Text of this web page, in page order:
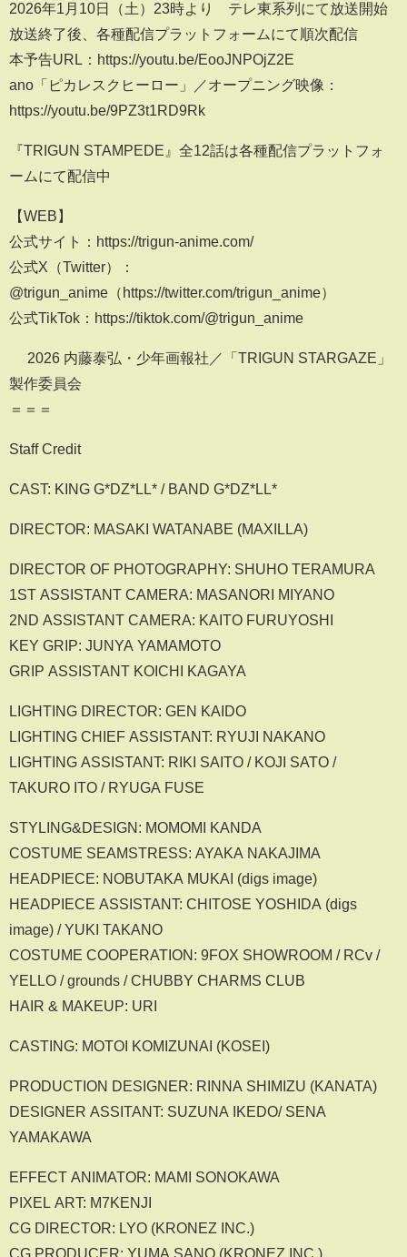
2026年1月10日（土）23時より テレ東系列にて放送開始
放送終了後、各種配信プラットフォームにて順次配信
本予告URL：https://youtu.be/EooJNPOjZ2E
ano「ピカレスクヒーロー」／オープニング映像：
https://youtu.be/9PZ3t1RD9Rk
『TRIGUN STAMPEDE』全12話は各種配信プラットフォ
ームにて配信中
【WEB】
公式サイト：https://trigun-anime.com/
公式X（Twitter）：
@trigun_anime（https://twitter.com/trigun_anime）
公式TikTok：https://tiktok.com/@trigun_anime
© 2026 内藤泰弘・少年画報社／「TRIGUN STARGAZE」
製作委員会
＝＝＝
Staff Credit
CAST: KING G*DZ*LL* / BAND G*DZ*LL*
DIRECTOR: MASAKI WATANABE (MAXILLA)
DIRECTOR OF PHOTOGRAPHY: SHUHO TERAMURA
1ST ASSISTANT CAMERA: MASANORI MIYANO
2ND ASSISTANT CAMERA: KAITO FURUYOSHI
KEY GRIP: JUNYA YAMAMOTO
GRIP ASSISTANT KOICHI KAGAYA
LIGHTING DIRECTOR: GEN KAIDO
LIGHTING CHIEF ASSISTANT: RYUJI NAKANO
LIGHTING ASSISTANT: RIKI SAITO / KOJI SATO /
TAKURO ITO / RYUGA FUSE
STYLING&DESIGN: MOMOMI KANDA
COSTUME SEAMSTRESS: AYAKA NAKAJIMA
HEADPIECE: NOBUTAKA MUKAI (digs image)
HEADPIECE ASSISTANT: CHITOSE YOSHIDA (digs
image) / YUKI TAKANO
COSTUME COOPERATION: 9FOX SHOWROOM / RCv /
YELLO / grounds / CHUBBY CHARMS CLUB
HAIR & MAKEUP: URI
CASTING: MOTOI KOMIZUNAI (KOSEI)
PRODUCTION DESIGNER: RINNA SHIMIZU (KANATA)
DESIGNER ASSITANT: SUZUNA IKEDO/ SENA
YAMAKAWA
EFFECT ANIMATOR: MAMI SONOKAWA
PIXEL ART: M7KENJI
CG DIRECTOR: LYO (KRONEZ INC.)
CG PRODUCER: YUMA SANO (KRONEZ INC.)